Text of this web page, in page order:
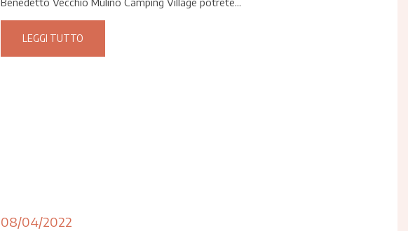
LEGGI TUTTO
08/04/2022